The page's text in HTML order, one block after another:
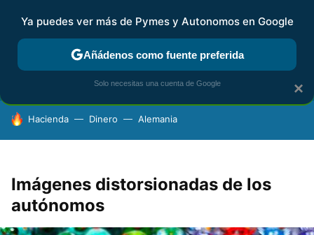
FISCALIDAD Y CONTABILIDAD KIT DIGITAL RENTA
HOY SE HABLA DE
Hacienda Dinero Alemania
Imágenes distorsionadas de los
autónomos
×
Ya puedes ver más de Pymes y Autonomos en Google
Añádenos como fuente preferida
Solo necesitas una cuenta de Google